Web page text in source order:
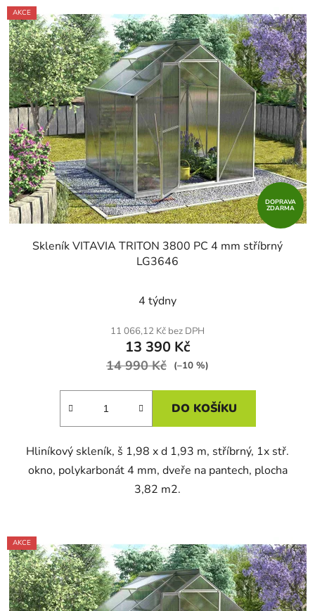
AKCE
DOPRAVA
ZDARMA
Skleník VITAVIA TRITON 3800 PC 4 mm stříbrný
LG3646
4 týdny
11 066,12 Kč bez DPH
13 390 Kč
14 990 Kč (–10 %)
DO KOŠÍKU
Hliníkový skleník, š 1,98 x d 1,93 m, stříbrný, 1x stř.
okno, polykarbonát 4 mm, dveře na pantech, plocha
3,82 m2.
AKCE